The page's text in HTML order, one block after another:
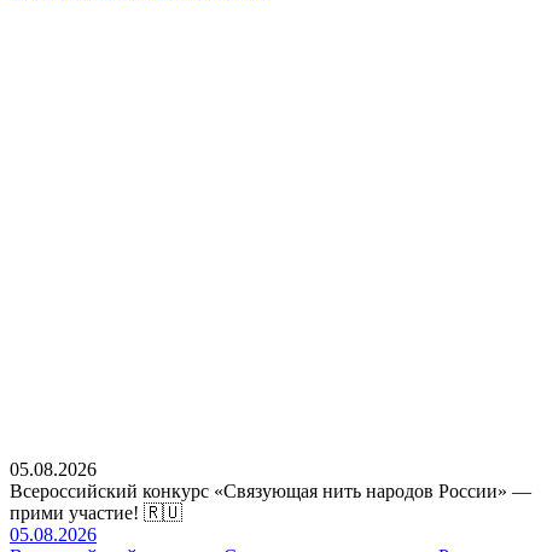
05.08.2026
Всероссийский конкурс «Связующая нить народов России» —
прими участие! 🇷🇺
05.08.2026